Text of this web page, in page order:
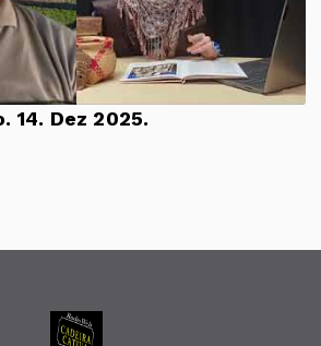
Episódio inédito. 14. Dez 2025.